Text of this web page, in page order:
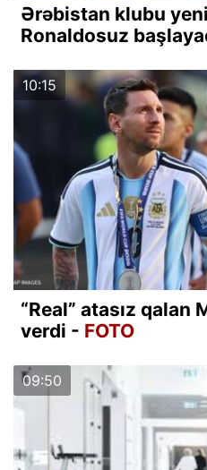
Ərəbistan klubu
Ronaldosuz
10:15
“Real” atasız qalan
verdi - FOTO
09:50